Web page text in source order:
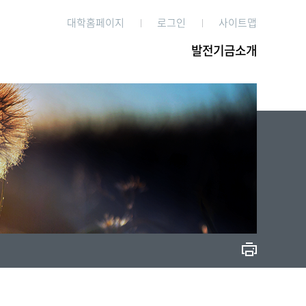
발전기금소개
대학홈페이지 로그인 사이트맵